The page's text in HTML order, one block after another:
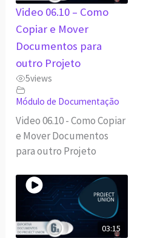
Video 06.10 – Como
Copiar e Mover
Documentos para
outro Projeto
5views
Módulo de Documentação
Video 06.10 - Como Copiar
e Mover Documentos
para outro Projeto
03:15